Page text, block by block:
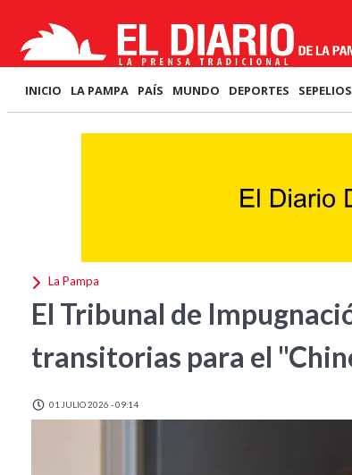
INICIO LA PAMPA PAÍS MUNDO DEPORTES SEPELIOS
La Pampa
El Tribunal de
transitorias para el
01 JULIO 2026 - 09:14